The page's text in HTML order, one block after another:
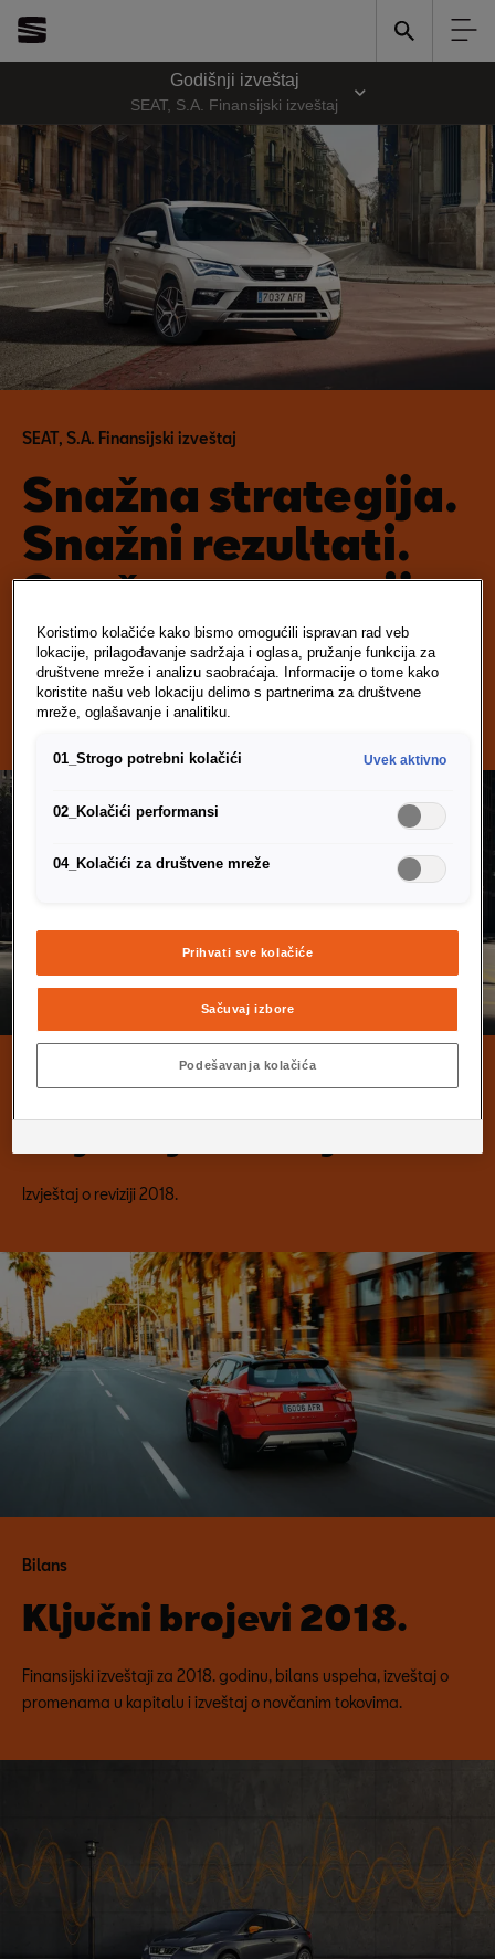
Godišnji izveštaj
SEAT, S.A. Finansijski izveštaj
SEAT, S.A. Finansijski izveštaj
Snažna strategija.
Snažni rezultati.
Snažna strategija.
Nakon šest godina kontinuiranog rasta, SEAT je postao
najprodavanija kompanija u Španiji, postavljajući nove rekorde
u isporukama, prodaji i drugim poljima.
Revizija
Izvještaj o reviziji 2018.
Izvještaj o reviziji 2018.
Bilans
Ključni brojevi 2018.
Finansijski izveštaji za 2018. godinu, bilans uspeha, izveštaj o
promenama u kapitalu i izveštaj o novčanim tokovima.
Koristimo kolačiće kako bismo omogućili ispravan rad veb
lokacije, prilagođavanje sadržaja i oglasa, pružanje funkcija za
društvene mreže i analizu saobraćaja. Informacije o tome kako
koristite našu veb lokaciju delimo s partnerima za društvene
mreže, oglašavanje i analitiku.
01_Strogo potrebni kolačići Uvek aktivno
02_Kolačići performansi
04_Kolačići za društvene mreže
Prihvati sve kolačiće
Sačuvaj izbore
Podešavanja kolačića